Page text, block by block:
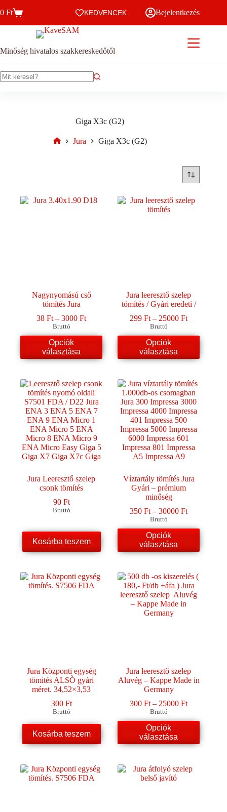
to
Kosár
0 Ft KEDVENCEK Bejelentkezés
Minőség hivatalos szakkereskedőtől
Giga X3c (G2)
Jura Giga X3c (G2)
Nagynyomású cső
tömítés Jura
38Ft – 3000FtÁrtartomány:
-
Bruttó
Opciók
választása
Ennek
a
terméknek
van.
A
változatok
a
termékoldalon
választhatók
ki
Jura leeresztő szelep
tömítés / Gyári eredeti /
299Ft – 25000Ft
-
Bruttó
Opciók
választása
Ennek
a
terméknek
van.
A
változatok
a
termékoldalon
választhatók
ki
Jura Leeresztő szelep
csonk tömítés
90 Ft
Bruttó
Kosárba teszem
Víztartály tömítés Jura
Gyári – prémium
minőség
350Ft – 30000Ft
-
Bruttó
Opciók
választása
Ennek
a
terméknek
van.
A
változatok
a
termékoldalon
Jura Központi egység
tömités ALSÒ gyári
méret. 34,52×3,53
300 Ft
Bruttó
Kosárba teszem
Jura leeresztő szelep
Aluvég – Kappe Made in
Germany
300Ft – 25000Ft
-
Bruttó
Opciók
választása
Ennek
a
terméknek
van.
A